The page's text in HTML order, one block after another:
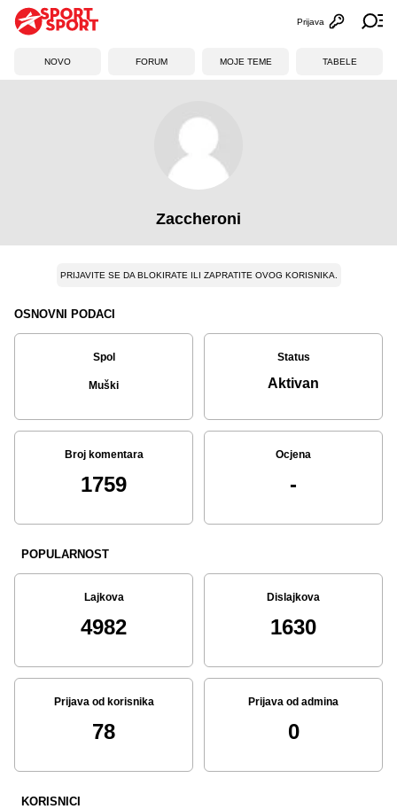
Otvori
Prijava
NOVO FORUM MOJE TEME TABELE
Zaccheroni
PRIJAVITE SE DA BLOKIRATE ILI ZAPRATITE OVOG KORISNIKA.
OSNOVNI PODACI
Spol
Muški
Status
Aktivan
Broj komentara
1759
Ocjena
-
POPULARNOST
Lajkova
4982
Dislajkova
1630
Prijava od korisnika
78
Prijava od admina
0
KORISNICI